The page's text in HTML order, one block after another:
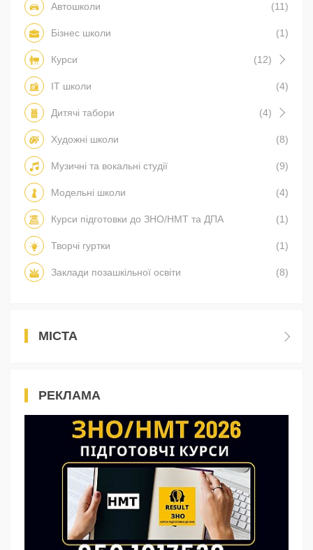
Автошколи (11)
Бізнес школи (1)
Курси (12)
IT школи (4)
Дитячі табори (4)
Художні школи (8)
Музичні та вокальні студії (9)
Модельні школи (4)
Курси підготовки до ЗНО/НМТ та ДПА (1)
Творчі гуртки (1)
Заклади позашкільної освіти (8)
МІСТА
РЕКЛАМА